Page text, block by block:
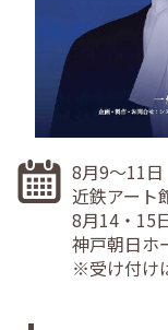
8月9～11日
近鉄アート
8月14・15
神戸朝日ホ
※受け付け